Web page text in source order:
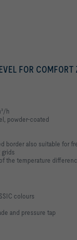
FOR
h
powder-coated
border also suitable for
the temperature
colours
and pressure tap